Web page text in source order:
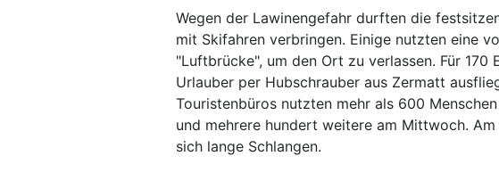
Wegen der Lawinengefahr durften die
mit Skifahren verbringen. Einige nutzten eine
"Luftbrücke", um den Ort zu verlassen. Für
Urlauber per Hubschrauber aus Zermatt
Touristenbüros nutzten mehr als 600
und mehrere hundert weitere am Mittwoch.
sich lange Schlangen.